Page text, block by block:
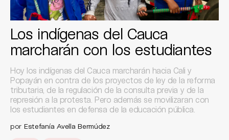
Los indígenas del Cauca
marcharán con los estudiantes
Hoy los indígenas del Cauca marcharán hacia Cali y
Popayán en contra de los proyectos de ley de la reforma
tributaria, de la regulación de la consulta previa y de la
represión a la protesta. Pero además se movilizaran con
los estudiantes en defensa de la educación pública.
por Estefanía Avella Bermúdez